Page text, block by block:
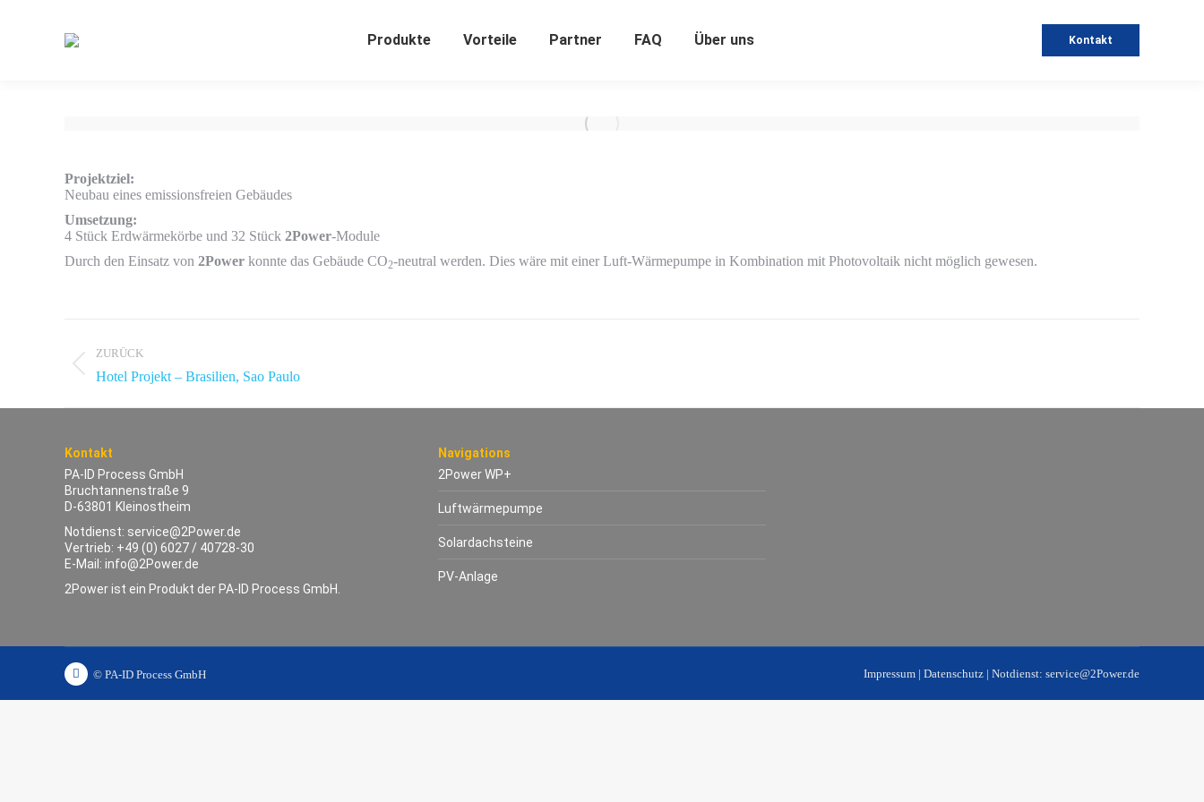
Produkte Vorteile Partner FAQ Über uns Kontakt
Projektziel:
Neubau eines emissionsfreien Gebäudes
Umsetzung:
4 Stück Erdwärmekörbe und 32 Stück 2Power-Module
Durch den Einsatz von 2Power konnte das Gebäude CO2-neutral werden. Dies wäre mit einer Luft-Wärmepumpe in Kombination mit Photovoltaik nicht möglich gewesen.
ZURÜCK
Vorheriges
Hotel Projekt – Brasilien, Sao Paulo
Kontakt
PA-ID Process GmbH
Bruchtannenstraße 9
D-63801 Kleinostheim
Notdienst: service@2Power.de
Vertrieb: +49 (0) 6027 / 40728-30
E-Mail: info@2Power.de
2Power ist ein Produkt der PA-ID Process GmbH.
Navigations
2Power WP+
Luftwärmepumpe
Solardachsteine
PV-Anlage
© PA-ID Process GmbH Impressum | Datenschutz | Notdienst: service@2Power.de